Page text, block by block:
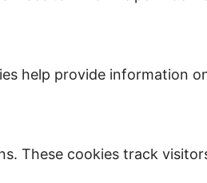
help provide information
These cookies track